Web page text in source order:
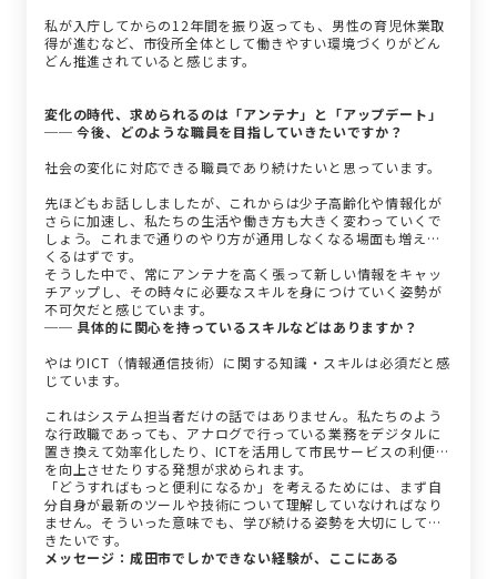
私が入庁してからの12年間を振り返っても、男性の育児休業取
得が進むなど、市役所全体として働きやすい環境づくりがどん
どん推進されていると感じます。
変化の時代、求められるのは「アンテナ」と「アップデート」
── 今後、どのような職員を目指していきたいですか？
社会の変化に対応できる職員であり続けたいと思っています。
先ほどもお話ししましたが、これからは少子高齢化や情報化が
さらに加速し、私たちの生活や働き方も大きく変わっていくで
しょう。これまで通りのやり方が通用しなくなる場面も増えて
くるはずです。
そうした中で、常にアンテナを高く張って新しい情報をキャッ
チアップし、その時々に必要なスキルを身につけていく姿勢が
不可欠だと感じています。
── 具体的に関心を持っているスキルなどはありますか？
やはりICT（情報通信技術）に関する知識・スキルは必須だと感
じています。
これはシステム担当者だけの話ではありません。私たちのよう
な行政職であっても、アナログで行っている業務をデジタルに
置き換えて効率化したり、ICTを活用して市民サービスの利便性
を向上させたりする発想が求められます。
「どうすればもっと便利になるか」を考えるためには、まず自
分自身が最新のツールや技術について理解していなければなり
ません。そういった意味でも、学び続ける姿勢を大切にしてい
きたいです。
メッセージ：成田市でしかできない経験が、ここにある